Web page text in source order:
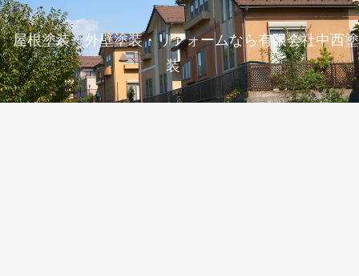
屋根塗装・外壁塗装・リフォームなら有限会社中西塗
装